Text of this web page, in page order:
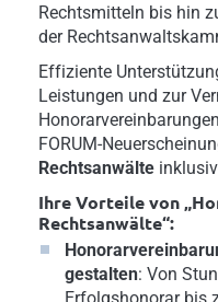
Rechtsmitteln bis hin
der
Effiziente
Leistungen und zur
FORUM-
Rechtsanwälte
Ihre Vorteile von
Rechtsanwälte“:
gestalten: Von